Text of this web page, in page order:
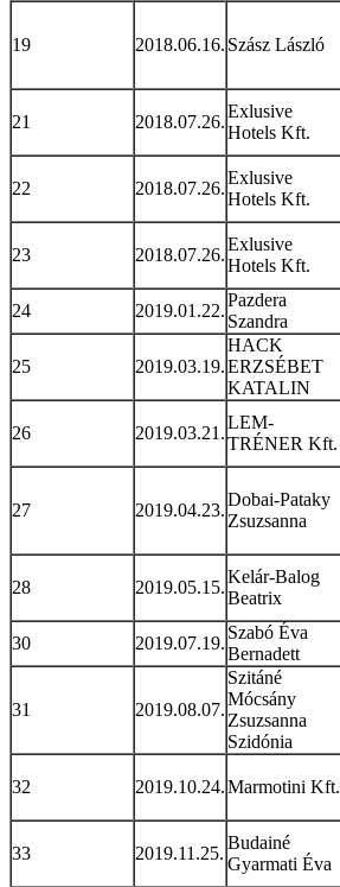
19 2018.06.16. Szász László
21 2018.07.26.
Exlusive
Hotels Kft.
22 2018.07.26.
Exlusive
Hotels Kft.
23 2018.07.26.
Exlusive
Hotels Kft.
24 2019.01.22.
Pazdera
Szandra
25 2019.03.19.
HACK
ERZSÉBET
KATALIN
26 2019.03.21.
LEM-
TRÉNER Kft.
27 2019.04.23.
Dobai-Pataky
Zsuzsanna
28 2019.05.15.
Kelár-Balog
Beatrix
30 2019.07.19.
Szabó Éva
Bernadett
31 2019.08.07.
Szitáné
Mócsány
Zsuzsanna
Szidónia
32 2019.10.24.Marmotini Kft.
33 2019.11.25.
Budainé
Gyarmati Éva